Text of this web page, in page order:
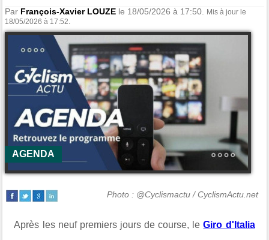
Par François-Xavier LOUZE le 18/05/2026 à 17:50.
Mis à jour le
18/05/2026 à 17:52.
AGENDA
Photo : @Cyclismactu / CyclismActu.net
Après les neuf premiers jours de course, leGiro d'Italia